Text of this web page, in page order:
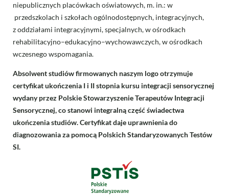
niepublicznych placówkach oświatowych, m. in.: w
przedszkolach i szkołach ogólnodostępnych, integracyjnych,
z oddziałami integracyjnymi, specjalnych, w ośrodkach
rehabilitacyjno–edukacyjno–wychowawczych, w ośrodkach
wczesnego wspomagania.
Absolwent studiów firmowanych naszym logo otrzymuje
certyfikat ukończenia I i II stopnia kursu integracji sensorycznej
wydany przez Polskie Stowarzyszenie Terapeutów Integracji
Sensorycznej, co stanowi integralną część świadectwa
ukończenia studiów. Certyfikat daje uprawnienia do
diagnozowania za pomocą Polskich Standaryzowanych Testów
SI.